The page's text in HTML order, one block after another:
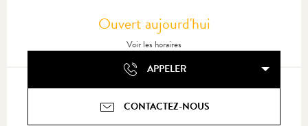
Ouvert aujourd'hui
Voir les horaires
APPELER
CONTACTEZ-NOUS